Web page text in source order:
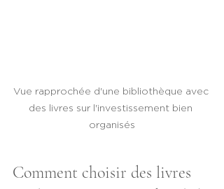
Vue rapprochée d'une bibliothèque avec
des livres sur l'investissement bien
organisés
Comment choisir des livres